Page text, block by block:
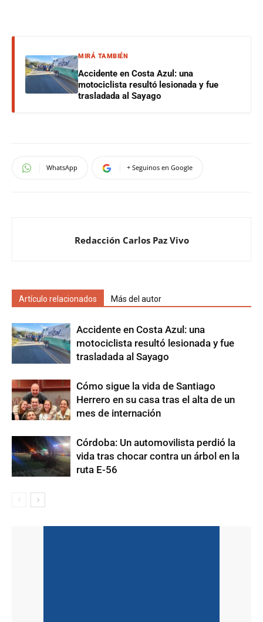
MIRÁ TAMBIÉN
Accidente en Costa Azul: una
motociclista resultó lesionada y fue
trasladada al Sayago
WhatsApp + Seguinos en Google
Redacción Carlos Paz Vivo
Artículo relacionados Más del autor
Accidente en Costa Azul: una
motociclista resultó lesionada y fue
trasladada al Sayago
Cómo sigue la vida de Santiago
Herrero en su casa tras el alta de un
mes de internación
Córdoba: Un automovilista perdió la
vida tras chocar contra un árbol en la
ruta E-56